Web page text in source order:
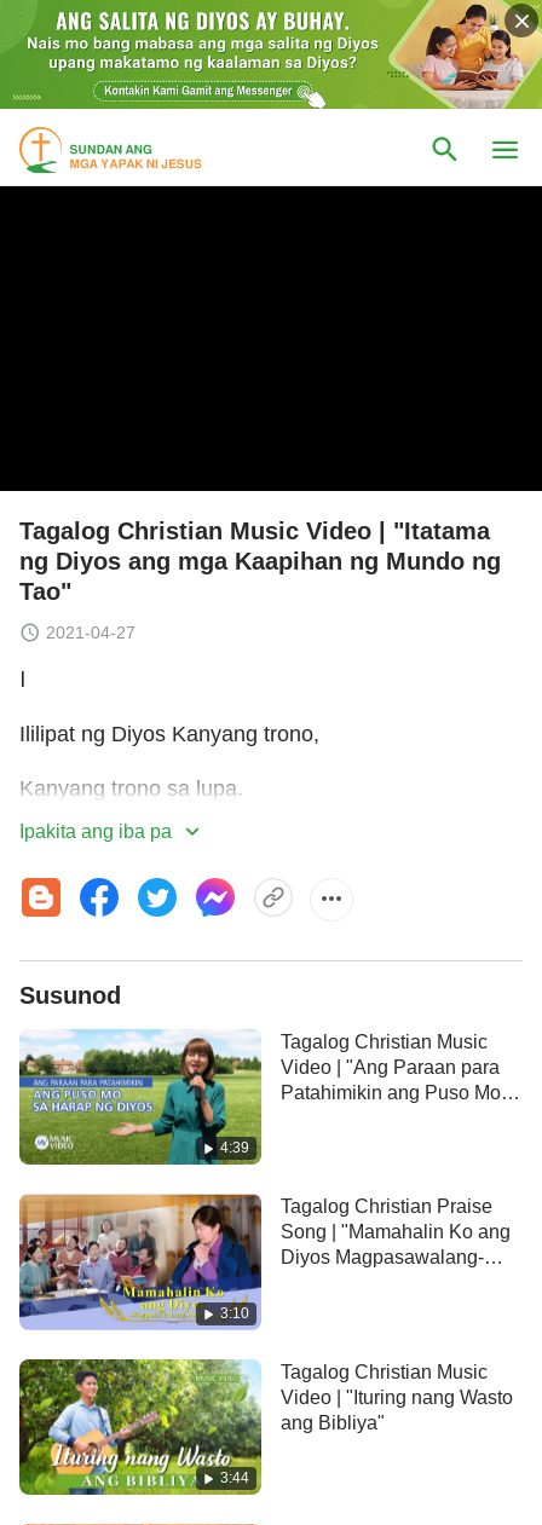
Tagalog Christian Music Video | "Itatama
ng Diyos ang mga Kaapihan ng Mundo ng
Tao"
2021-04-27
Ⅰ
Ililipat ng Diyos Kanyang trono,
Kanyang trono sa lupa.
Personal Niyang gagawin Kanyang mga gawain,
binabawalang bayan Niya ay saktan ni Satanas,
Magiging Hari ang Diyos sa lupa.
Papayukuin Niya ang lahat ng kaaway.
Sila ay aamin sa mga krimen na nagawa.
May lungkot at galit,
tatapakan Niya ang sansinukob
at sisindakin lahat ng Kanyang mga kaaway.
Magiging Hari ang Diyos sa lupa.
Wawasakin ng Diyos ang buong lupa.
Pababagsakin Niya ang mga kaaway,
upang 'di na magawang tiwali ang sangkatauhan.
Ipakita ang iba pa
Susunod
4:39
Tagalog Christian Music
Video | "Ang Paraan para
Patahimikin ang Puso Mo
3:10
Tagalog Christian Praise
Song | "Mamahalin Ko ang
Diyos Magpasawalang-
3:44
Tagalog Christian Music
Video | "Ituring nang Wasto
ang Bibliya"